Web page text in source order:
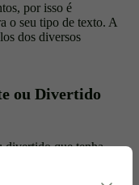
por isso é
o seu tipo de texto. A
dos diversos
ou Divertido
divertido que tenha